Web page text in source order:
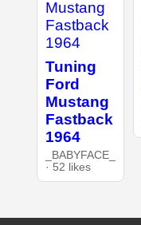
Tuning
Ford
Mustang
Fastback
1964
_BABYFACE_
· 52 likes